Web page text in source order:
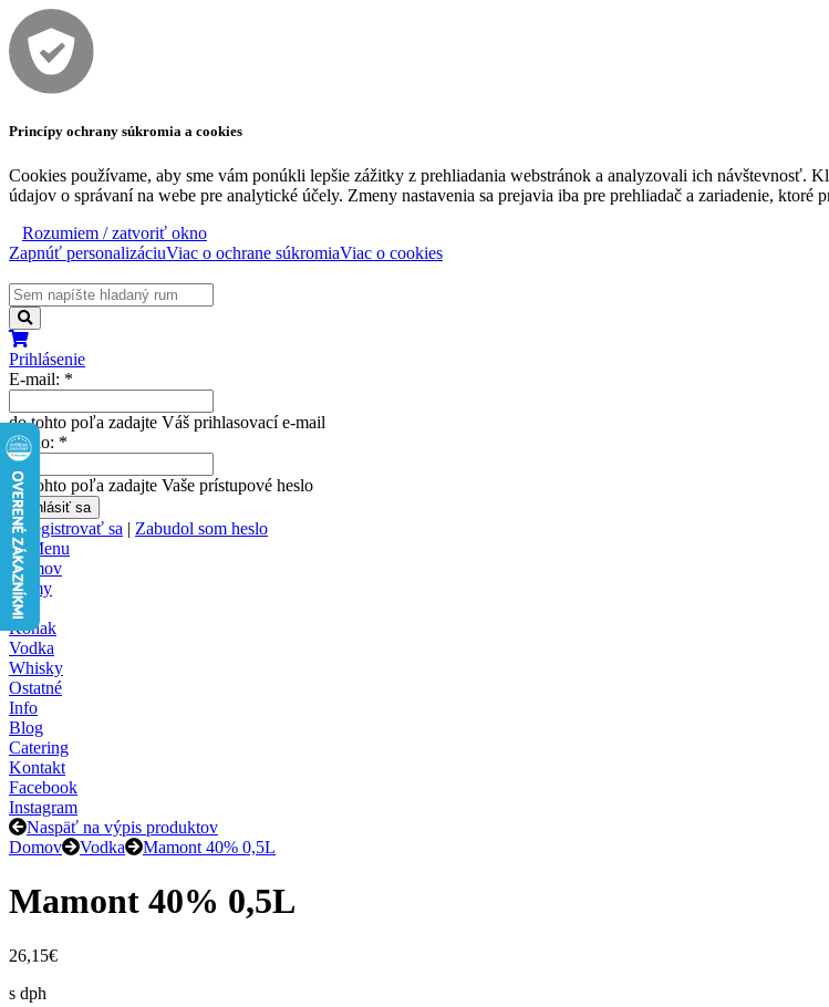
Princípy ochrany súkromia a cookies
Cookies používame, aby sme vám ponúkli lepšie zážitky z prehliadania webstránok a analyzovali ich návštevnosť.
údajov o správaní na webe pre analytické účely. Zmeny nastavenia sa prejavia iba pre prehliadač a zariadenie, ktoré
Rozumiem / zatvoriť okno
Zapnúť personalizáciuViac o ochrane súkromiaViac o cookies
Prihlásenie
E-mail: *
do tohto poľa zadajte Váš prihlasovací e-mail
Heslo: *
do tohto poľa zadajte Vaše prístupové heslo
Zaregistrovať sa | Zabudol som heslo
Menu
Domov
Rumy
Gin
Koňak
Vodka
Whisky
Ostatné
Info
Blog
Catering
Kontakt
Facebook
Instagram
Naspäť na výpis produktov
Domov
Vodka Mamont 40% 0,5L
Mamont 40% 0,5L
26,15€
s dph